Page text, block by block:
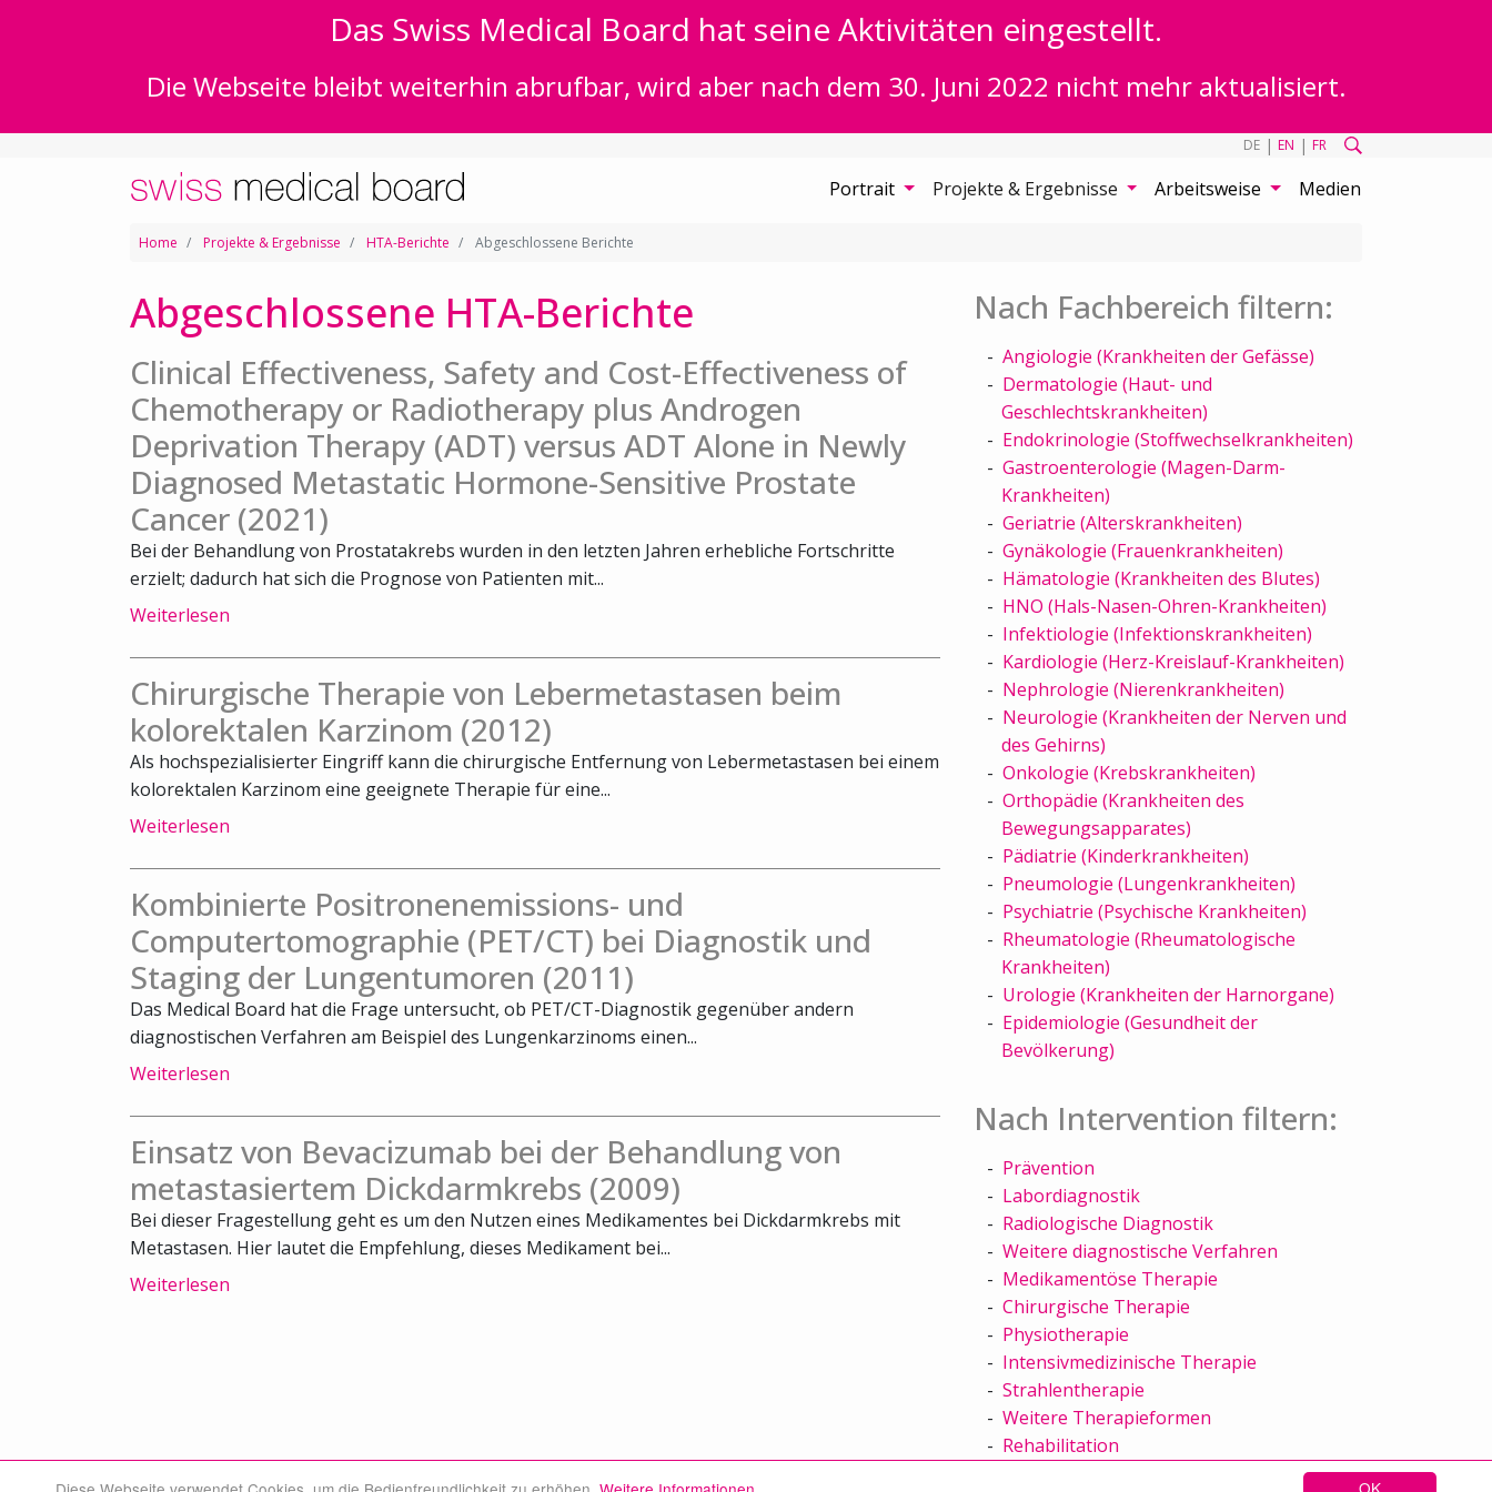
OK
Das Swiss Medical Board hat seine Aktivitäten eingestellt.
Die Webseite bleibt weiterhin abrufbar, wird aber nach dem 30. Juni 2022 nicht mehr aktualisiert.
DE | EN | FR
Portrait Projekte & Ergebnisse Arbeitsweise Medien
Home Projekte & Ergebnisse HTA-Berichte Abgeschlossene Berichte
Abgeschlossene HTA-Berichte
Clinical Effectiveness, Safety and Cost-Effectiveness of
Chemotherapy or Radiotherapy plus Androgen
Deprivation Therapy (ADT) versus ADT Alone in Newly
Diagnosed Metastatic Hormone-Sensitive Prostate
Cancer (2021)
Bei der Behandlung von Prostatakrebs wurden in den letzten Jahren erhebliche Fortschritte
erzielt; dadurch hat sich die Prognose von Patienten mit...
Weiterlesen
Chirurgische Therapie von Lebermetastasen beim
kolorektalen Karzinom (2012)
Als hochspezialisierter Eingriff kann die chirurgische Entfernung von Lebermetastasen bei einem
kolorektalen Karzinom eine geeignete Therapie für eine...
Weiterlesen
Kombinierte Positronenemissions- und
Computertomographie (PET/CT) bei Diagnostik und
Staging der Lungentumoren (2011)
Das Medical Board hat die Frage untersucht, ob PET/CT-Diagnostik gegenüber andern
diagnostischen Verfahren am Beispiel des Lungenkarzinoms einen...
Weiterlesen
Einsatz von Bevacizumab bei der Behandlung von
metastasiertem Dickdarmkrebs (2009)
Bei dieser Fragestellung geht es um den Nutzen eines Medikamentes bei Dickdarmkrebs mit
Metastasen. Hier lautet die Empfehlung, dieses Medikament bei...
Weiterlesen
Nach Fachbereich filtern:
Angiologie (Krankheiten der Gefässe)
Dermatologie (Haut- und
Geschlechtskrankheiten)
Endokrinologie (Stoffwechselkrankheiten)
Gastroenterologie (Magen-Darm-
Krankheiten)
Geriatrie (Alterskrankheiten)
Gynäkologie (Frauenkrankheiten)
Hämatologie (Krankheiten des Blutes)
HNO (Hals-Nasen-Ohren-Krankheiten)
Infektiologie (Infektionskrankheiten)
Kardiologie (Herz-Kreislauf-Krankheiten)
Nephrologie (Nierenkrankheiten)
Neurologie (Krankheiten der Nerven und
des Gehirns)
Onkologie (Krebskrankheiten)
Orthopädie (Krankheiten des
Bewegungsapparates)
Pädiatrie (Kinderkrankheiten)
Pneumologie (Lungenkrankheiten)
Psychiatrie (Psychische Krankheiten)
Rheumatologie (Rheumatologische
Krankheiten)
Urologie (Krankheiten der Harnorgane)
Epidemiologie (Gesundheit der
Bevölkerung)
Nach Intervention filtern:
Prävention
Labordiagnostik
Radiologische Diagnostik
Weitere diagnostische Verfahren
Medikamentöse Therapie
Chirurgische Therapie
Physiotherapie
Intensivmedizinische Therapie
Strahlentherapie
Weitere Therapieformen
Rehabilitation